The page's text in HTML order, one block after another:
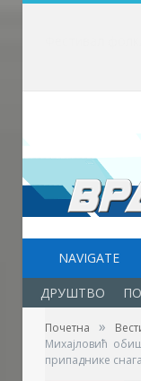
NAVIGATE
ДРУШТВО
Почетна »
Михајловић
припаднике